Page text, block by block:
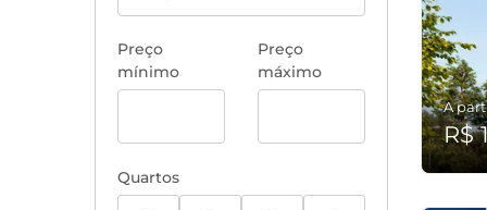
Preço
mínimo
Preço
máximo
Quartos
A
R$